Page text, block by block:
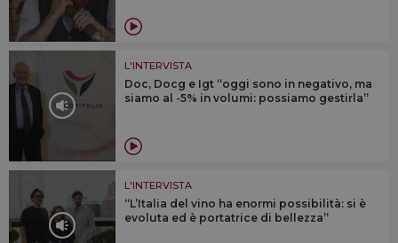
L'INTERVISTA
Doc, Docg e Igt “oggi sono in negativo, ma
siamo al -5% in volumi: possiamo gestirla”
L'INTERVISTA
“L’Italia del vino ha enormi possibilità: si è
evoluta ed è portatrice di bellezza”